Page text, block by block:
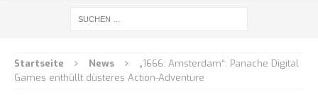
Startseite News
„1666: Amsterdam“: Panache Digital
Games enthüllt düsteres Action-Adventure